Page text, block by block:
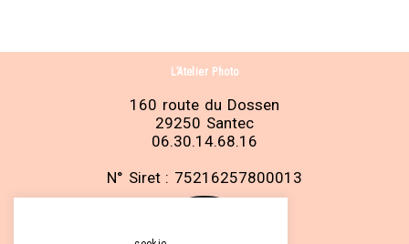
L’Atelier Photo
160 route du Dossen
29250 Santec
06.30.14.68.16
N° Siret : 75216257800013